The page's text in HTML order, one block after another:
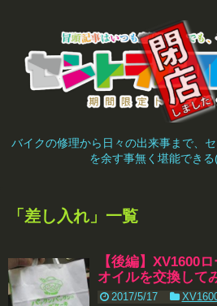
バイクの修理から日々の出来事まで、
を余す事無く堪能できる
「 差し入れ」 一覧
【後編】XV1600
オイルを交換して
2017/5/17